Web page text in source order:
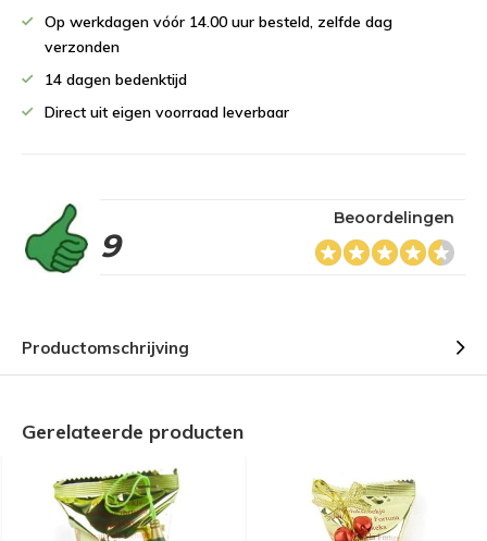
Op werkdagen vóór 14.00 uur besteld, zelfde dag
verzonden
14 dagen bedenktijd
Direct uit eigen voorraad leverbaar
9
Beoordelingen
Productomschrijving
Gerelateerde producten